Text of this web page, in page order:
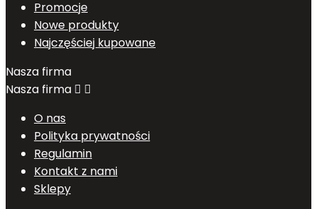
Promocje
Nowe produkty
Najczęściej kupowane
Nasza firma
Nasza firma  
O nas
Polityka prywatności
Regulamin
Kontakt z nami
Sklepy